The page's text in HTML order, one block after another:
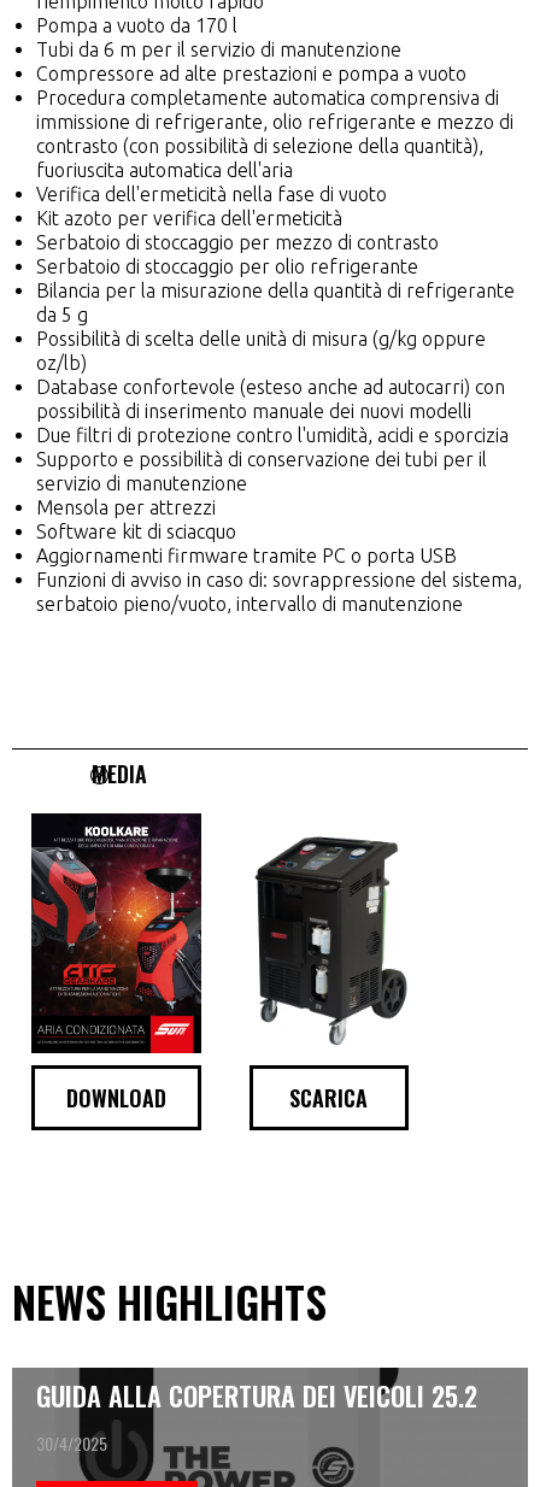
Pompa a vuoto da 170 l
Tubi da 6 m per il servizio di manutenzione
Compressore ad alte prestazioni e pompa a vuoto
Procedura completamente automatica comprensiva di
immissione di refrigerante, olio refrigerante e mezzo di
contrasto (con possibilità di selezione della quantità),
fuoriuscita automatica dell'aria
Verifica dell'ermeticità nella fase di vuoto
Kit azoto per verifica dell'ermeticità
Serbatoio di stoccaggio per mezzo di contrasto
Serbatoio di stoccaggio per olio refrigerante
Bilancia per la misurazione della quantità di refrigerante
da 5 g
Possibilità di scelta delle unità di misura (g/kg oppure
oz/lb)
Database confortevole (esteso anche ad autocarri) con
possibilità di inserimento manuale dei nuovi modelli
Due filtri di protezione contro l'umidità, acidi e sporcizia
Supporto e possibilità di conservazione dei tubi per il
servizio di manutenzione
Mensola per attrezzi
Software kit di sciacquo
Aggiornamenti firmware tramite PC o porta USB
Funzioni di avviso in caso di: sovrappressione del sistema,
serbatoio pieno/vuoto, intervallo di manutenzione
MEDIA
DOWNLOAD SCARICA
NEWS HIGHLIGHTS
GUIDA ALLA COPERTURA DEI VEICOLI 25.2
30/4/2025